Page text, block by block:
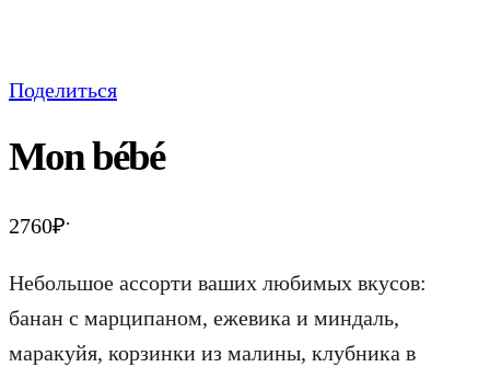
Поделиться
Mon bébé
2760₽.
Небольшое ассорти ваших любимых вкусов:
банан с марципаном, ежевика и миндаль,
маракуйя, корзинки из малины, клубника в